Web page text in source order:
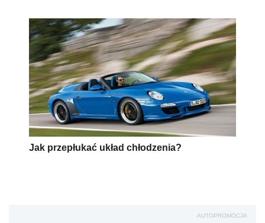
Jak przepłukać układ chłodzenia?
AUTOPROMOCJA